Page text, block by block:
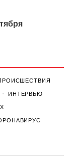
ИНТЕРВЬЮ